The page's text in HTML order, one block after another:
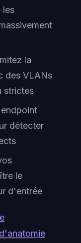
les
la
des VLANs
strictes
détecter
le
d'entrée